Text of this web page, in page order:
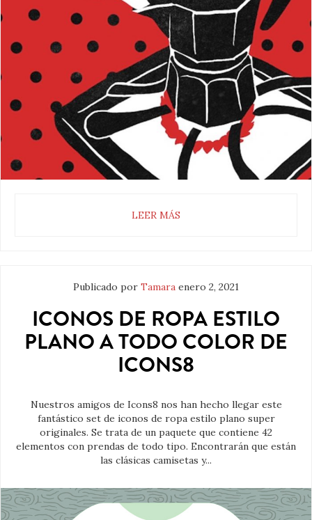
LEER MÁS
Publicado por Tamara enero 2, 2021
ICONOS DE ROPA ESTILO
PLANO A TODO COLOR DE
ICONS8
Nuestros amigos de Icons8 nos han hecho llegar este
fantástico set de iconos de ropa estilo plano super
originales. Se trata de un paquete que contiene 42
elementos con prendas de todo tipo. Encontrarán que están
las clásicas camisetas y...